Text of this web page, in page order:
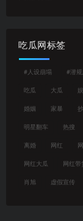
吃瓜网标签
#人设崩塌 #潜规
吃瓜 大瓜
婚姻 家暴
明星翻车 热搜
离婚 网红
网红大瓜 网红带
肖旭 虚假宣传